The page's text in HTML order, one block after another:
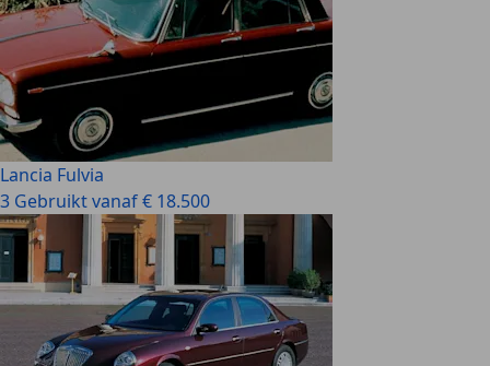
Lancia Fulvia
3 Gebruikt vanaf € 18.500